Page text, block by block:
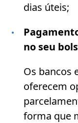
dias úteis;
no seu
Os bancos
oferecem
forma que